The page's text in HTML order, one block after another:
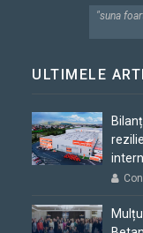
"suna
ULTIMELE